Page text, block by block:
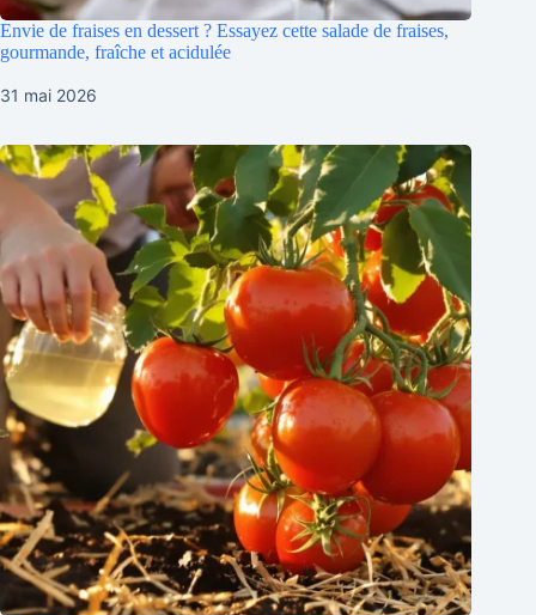
Envie de fraises en dessert ? Essayez cette salade de fraises,
gourmande, fraîche et acidulée
31 mai 2026